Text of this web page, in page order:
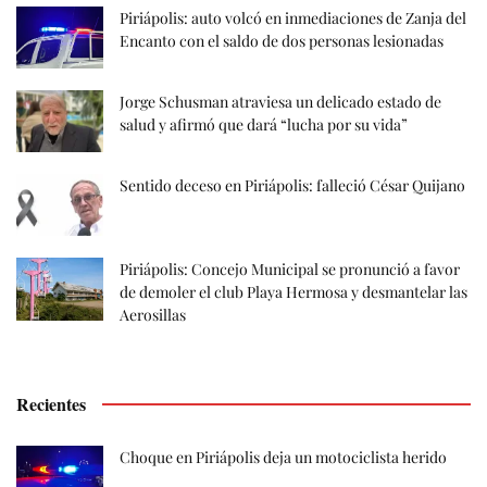
Piriápolis: auto volcó en inmediaciones de Zanja del
Encanto con el saldo de dos personas lesionadas
Jorge Schusman atraviesa un delicado estado de
salud y afirmó que dará “lucha por su vida”
Sentido deceso en Piriápolis: falleció César Quijano
Piriápolis: Concejo Municipal se pronunció a favor
de demoler el club Playa Hermosa y desmantelar las
Aerosillas
Recientes
Choque en Piriápolis deja un motociclista herido